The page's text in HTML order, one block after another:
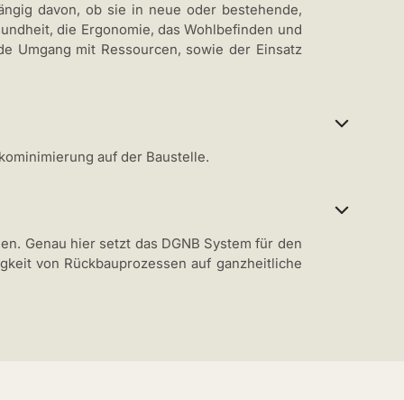
davon, ob sie in neue oder bestehende,
die Ergonomie, das Wohlbefinden und
Umgang mit Ressourcen, sowie der Einsatz
auf der Baustelle.
Genau hier setzt das DGNB System für den
von Rückbauprozessen auf ganzheitliche